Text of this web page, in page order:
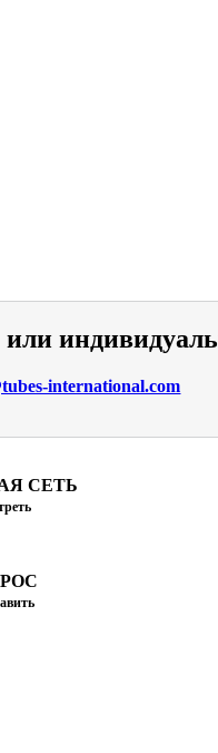
international.com
СЕТЬ